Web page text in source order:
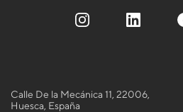
Calle De la Mecánica 11, 22006,
Huesca, España